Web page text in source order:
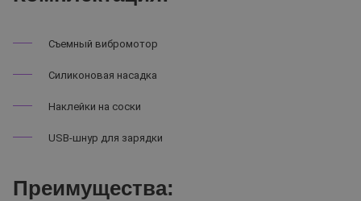
Съемный вибромотор
Силиконовая насадка
Наклейки на соски
USB-шнур для зарядки
Преимущества: